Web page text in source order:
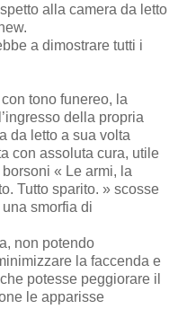
alla camera da letto
a dimostrare tutti i
tono funereo, la
della propria
da letto a sua volta
con assoluta cura, utile
« Le armi, la
Tutto sparito. » scosse
smorfia di
non potendo
la faccenda e
potesse peggiorare il
le apparisse